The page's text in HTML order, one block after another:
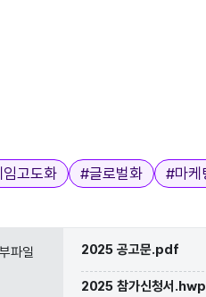
임고도화 #글로벌화 #마케
파일 2025 공고문.pdf
2025 참가신청서.hwp